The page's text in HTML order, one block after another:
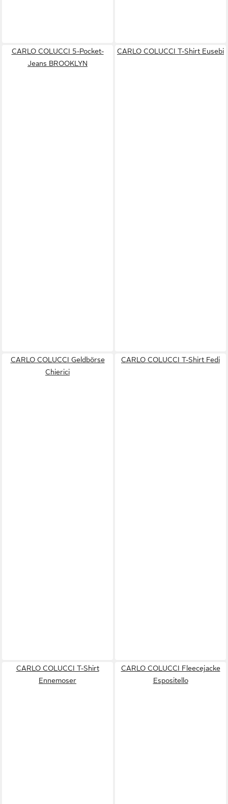
CARLO COLUCCI 5-Pocket-
Jeans BROOKLYN
CARLO COLUCCI T-Shirt Eusebi
CARLO COLUCCI Geldbörse
Chierici
CARLO COLUCCI T-Shirt Fedi
CARLO COLUCCI T-Shirt
Ennemoser
CARLO COLUCCI Fleecejacke
Espositello